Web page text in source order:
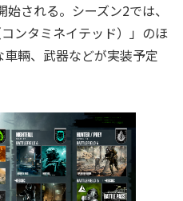
される。シーズン2では、
ンタミネイテッド）」のほ
輛、武器などが実装予定